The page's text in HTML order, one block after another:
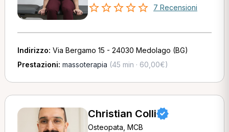
7 Recensioni
Indirizzo: Via Bergamo 15 - 24030 Medolago (BG)
Prestazioni: massoterapia (45 min · 60,00€)
Christian Colli
Osteopata, MCB